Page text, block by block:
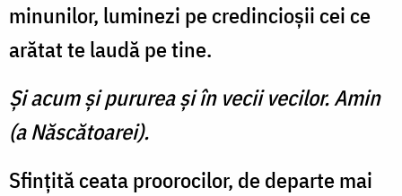
minunilor, luminezi pe credincioşii cei ce
arătat te laudă pe tine.
Şi acum şi pururea şi în vecii vecilor. Amin
(a Născătoarei).
Sfinţită ceata proorocilor, de departe mai